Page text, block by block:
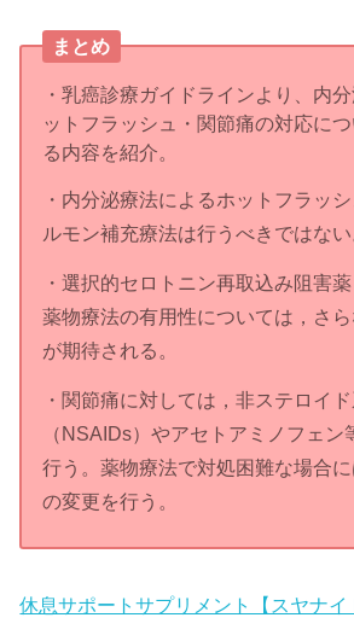
まとめ
・乳癌診療ガイドラインより、内
ットフラッシュ・関節痛の対応に
る内容を紹介。
・内分泌療法によるホットフラッ
ルモン補充療法は行うべきではない
・選択的セロトニン再取込み阻害
薬物療法の有用性については，さ
が期待される。
・関節痛に対しては，非ステロイ
（NSAIDs）やアセトアミノフェン
行う。薬物療法で対処困難な場合
の変更を行う。
休息サポートサプリメント【スヤナイ